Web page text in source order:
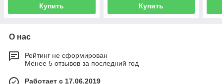
Купить Купить
О нас
Рейтинг не сформирован
Менее 5 отзывов за последний год
Работает с 17.06.2019